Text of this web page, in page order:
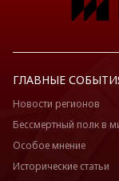
ГЛАВНЫЕ
Новости регионов
Бессмертный полк в
Особое мнение
Исторические статьи